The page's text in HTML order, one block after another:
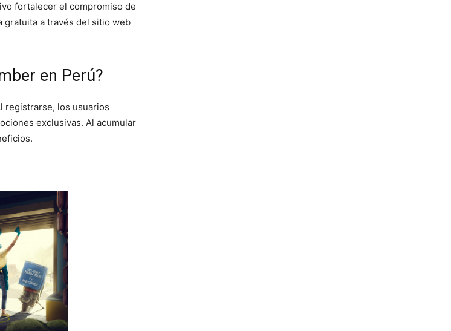
fortalecer el compromiso de
gratuita a través del sitio web
en Perú?
registrarse, los usuarios
exclusivas. Al acumular